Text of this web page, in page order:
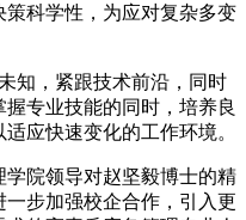
科学性，为应对复杂多变
知，紧跟技术前沿，同时
专业技能的同时，培养良
应快速变化的工作环境。
院领导对赵坚毅博士的精
步加强校企合作，引入更